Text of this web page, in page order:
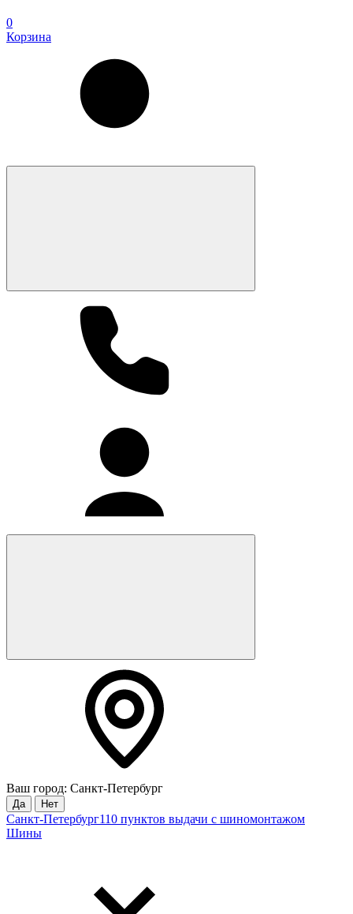
0
Корзина
Ваш город: Санкт-Петербург
Да Нет
Санкт-Петербург110 пунктов выдачи с шиномонтажом
Шины